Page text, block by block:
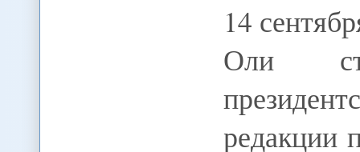
14
Оли
редакции